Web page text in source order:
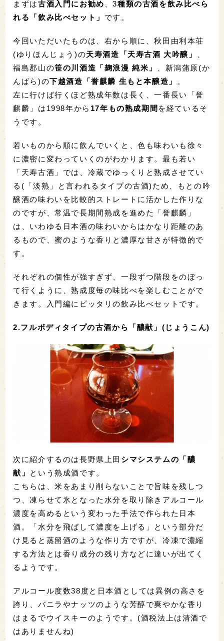
まずは古酒入門にお勧め 、3種類の古酒を飲み比べら
れる「飲み比べセット」 です。
今回いただいたものは、右から順に、秋田由利本荘
(ゆりほんじょう)の天寿酒造「天寿古酒 大吟醸」
福島郡山の笹の川酒造「麹浪漫 純米」
、新潟蒲原(か
んばら)の下越酒造「誉麒麟 生もと本醸造」
。
左に行けば行くほど熟成年数は長く、一番長い「誉
麒麟」は1998年から 17年もの熟成期間 を経ているそ
うです。
若いものから順に飲んでいくと、色も味わいも徐々
に濃密に変わっていくのがわかります。最も若い
「天寿古酒」では、冷蔵でゆっくりと熟成させてい
る(「淡熟」と言われるタイプの古酒)ため、もとの吟
醸酒の味わいを比較的ストレートに活かした作りな
のですが、常温で長期間熟成を進めた「誉麒麟」
は、いわゆる日本酒の味わいからはかなり距離のあ
るもので、蜜のような香りと濃厚な甘さが特徴的で
す。
それぞれの個性が強すぎず、一段ずつ階段をのぼっ
て行くように、熟成度毎の味比べを楽しむことがで
きます。入門編にピッタリの飲み比べセットです。
2.フルボディタイプの古酒から「醲献」(じょうこん)
次に紹介するのは長野県上田 シマシステムの「醲
献」 という熟成酒です。
こちらは、米をあまり削らないことで旨味を残しつ
つ、凍らせて氷となった水分を取り除きアルコール
濃度を高めるという変わった手法で作られた日本
酒。「水分を飛ばして濃度を上げる」という部分だ
け見ると蒸留酒のような作り方ですが、冷凍で濃縮
する方法とは香り成分の残り方などに違いが出てく
るようです。
アルコール度数38度と日本酒としては異例の高さを
誇り、バニラやナッツのような芳醇で爽やかな香り
はまるでウイスキーのようです。(酒税法上は清酒で
はありませんね)